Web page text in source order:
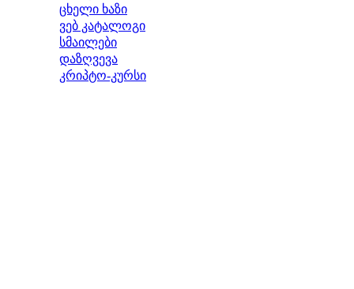
ცხელი ხაზი
ვებ კატალოგი
სმაილები
დაზღვევა
კრიპტო-კურსი